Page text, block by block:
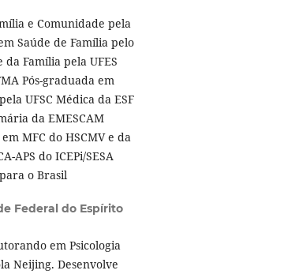
e Comunidade pela
Saúde de Família pelo
da Família pela UFES
Pós-graduada em
UFSC Médica da ESF
da EMESCAM
MFC do HSCMV e da
APS do ICEPi/SESA
o Brasil
Federal do Espírito
em Psicologia
Neijing. Desenvolve